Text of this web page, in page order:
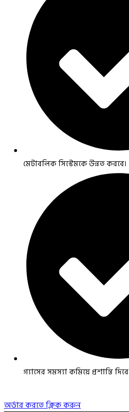
মেটাবলিক সিস্টেমকে উন্নত করবে।
গ্যাসের সমস্যা কমিয়ে প্রশান্তি
অর্ডার করতে ক্লিক করুন